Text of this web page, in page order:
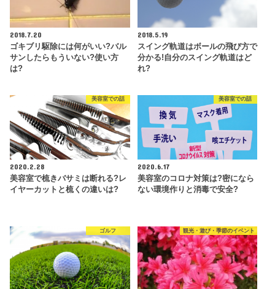
2018.7.20
ゴキブリ駆除には何がいい?バル
サンしたらもういない?使い方
は?
2018.5.19
スイング軌道はボールの飛び方で
分かる!自分のスイング軌道はど
れ?
美容室での話
2020.2.28
美容室で梳きバサミは断れる?レ
イヤーカットと梳くの違いは?
美容室での話
2020.6.17
美容室のコロナ対策は?密になら
ない環境作りと消毒で安全?
ゴルフ 観光・遊び・季節のイベント